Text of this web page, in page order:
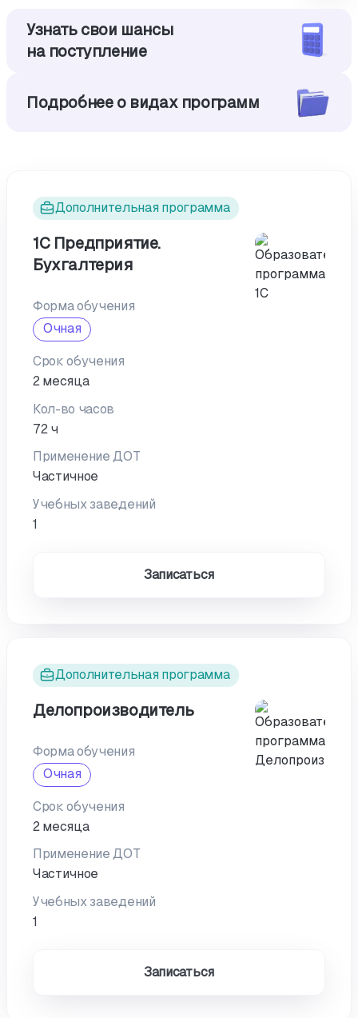
Узнать свои шансы
на поступление
Подробнее о видах программ
Дополнительная программа
1С Предприятие.
Бухгалтерия
Форма обучения
Очная
Срок обучения
2 месяца
Кол-во часов
72 ч
Применение ДОТ
Частичное
Учебных заведений
1
Записаться
Дополнительная программа
Делопроизводитель
Форма обучения
Очная
Срок обучения
2 месяца
Применение ДОТ
Частичное
Учебных заведений
1
Записаться